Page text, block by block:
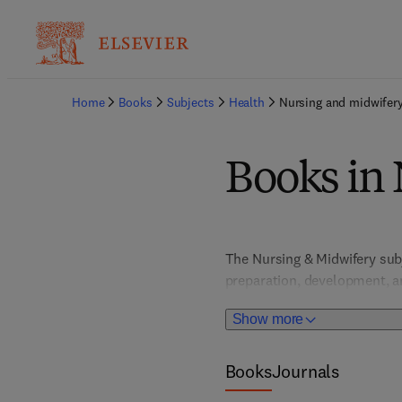
Home Books Subjects Health Nursing and
Books
Show more
The Nursing & Midwifery
preparation, development,
titles, Community Nursing,
Nurse Anesthesia,
BooksJournals